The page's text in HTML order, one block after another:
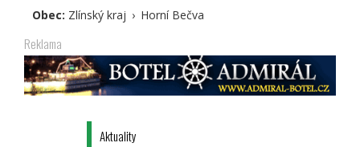
Obec: Zlínský kraj › Horní Bečva
Reklama
Aktuality